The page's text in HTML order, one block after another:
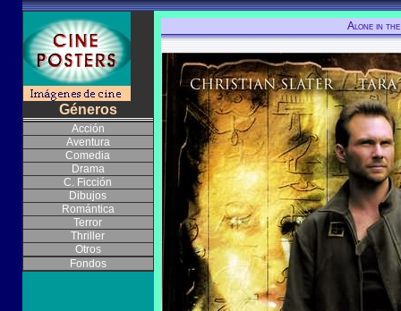
Géneros
Acción
Aventura
Comedia
Drama
C. Ficción
Dibujos
Romántica
Terror
Thriller
Otros
Fondos
Alone in